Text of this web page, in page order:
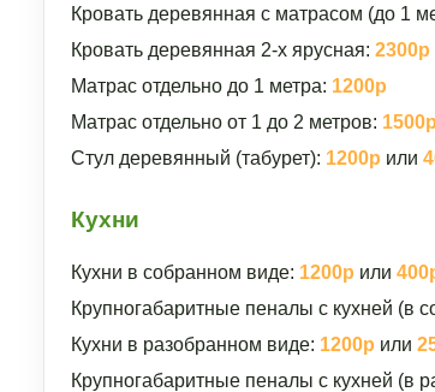
Кровать деревянная с матрасом (до 1
Кровать деревянная 2-х ярусная: 2300р
Матрас отдельно до 1 метра: 1200р
Матрас отдельно от 1 до 2 метров: 1500р
Стул деревянный (табурет): 1200р или
Кухни
Кухни в собранном виде: 1200р или
Крупногабаритные пеналы с кухней (в
Кухни в разобранном виде: 1200р или
Крупногабаритные пеналы с кухней (в